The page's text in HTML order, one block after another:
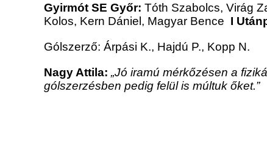
Gyirmót SE Győr: Tóth Szabolcs, Virág
Kolos, Kern Dániel, Magyar Bence I
Gólszerző: Árpási K., Hajdú P., Kopp N.
Nagy Attila: „Jó iramú mérkőzésen a
gólszerzésben pedig felül is múltuk őket.”